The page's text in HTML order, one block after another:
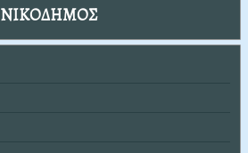
ΝΙΚΟΔΗΜΟΣ